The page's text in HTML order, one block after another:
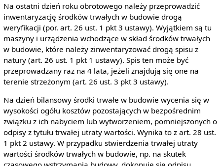
Na ostatni dzień roku obrotowego należy przeprowadzić
inwentaryzację środków trwałych w budowie drogą
weryfikacji (por. art. 26 ust. 1 pkt 3 ustawy). Wyjątkiem są tu
maszyny i urządzenia wchodzące w skład środków trwałych
w budowie, które należy zinwentaryzować drogą spisu z
natury (art. 26 ust. 1 pkt 1 ustawy). Spis ten może być
przeprowadzany raz na 4 lata, jeżeli znajdują się one na
terenie strzeżonym (art. 26 ust. 3 pkt 3 ustawy).
Na dzień bilansowy środki trwałe w budowie wycenia się w
wysokości ogółu kosztów pozostających w bezpośrednim
związku z ich nabyciem lub wytworzeniem, pomniejszonych o
odpisy z tytułu trwałej utraty wartości. Wynika to z art. 28 ust.
1 pkt 2 ustawy. W przypadku stwierdzenia trwałej utraty
wartości środków trwałych w budowie, np. na skutek